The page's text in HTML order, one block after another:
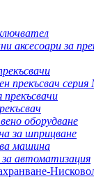
аксесоари за
прекъсвач серия
прекъсвачи
оборудване
за шприцване
машина
автоматизация